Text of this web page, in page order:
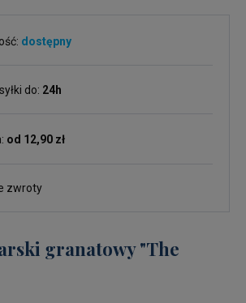
dostępny
do: 24h
od 12,90 zł
zwroty
granatowy "The